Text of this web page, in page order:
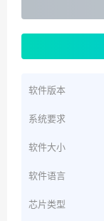
软件版本
系统要求
软件大小
软件语言
芯片类型